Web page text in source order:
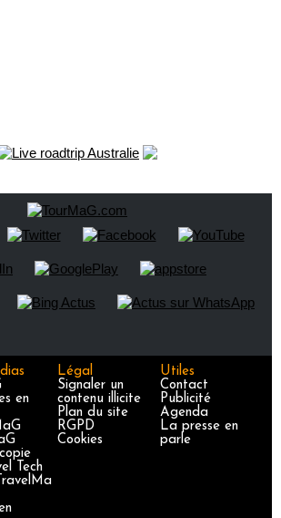
en
Tech
Légal
Signaler un
contenu illicite
Plan du site
RGPD
Cookies
Utiles
Contact
Publicité
Agenda
La presse en
parle